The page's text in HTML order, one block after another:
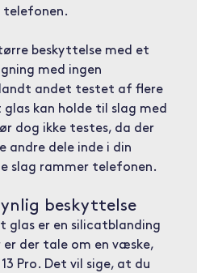
telefonen.
beskyttelse med et
med ingen
andet testet af flere
kan holde til slag med
dog ikke testes, da der
andre dele inde i din
slag rammer telefonen.
beskyttelse
er en silicatblanding
der tale om en væske,
Pro. Det vil sige, at du